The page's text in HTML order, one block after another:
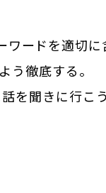
ードを適切に
う徹底する。
を聞きに行こ